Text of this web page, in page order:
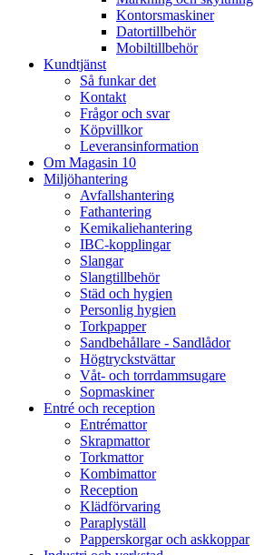
Kontorsmaskiner
Datortillbehör
Mobiltillbehör
Kundtjänst
Så funkar det
Kontakt
Frågor och svar
Köpvillkor
Leveransinformation
Om Magasin 10
Miljöhantering
Avfallshantering
Fathantering
Kemikaliehantering
IBC-kopplingar
Slangar
Slangtillbehör
Städ och hygien
Personlig hygien
Torkpapper
Sandbehållare - Sandlådor
Högtryckstvättar
Våt- och torrdammsugare
Sopmaskiner
Entré och reception
Entrémattor
Skrapmattor
Torkmattor
Kombimattor
Reception
Klädförvaring
Paraplyställ
Papperskorgar och askkoppar